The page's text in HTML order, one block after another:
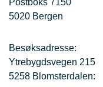
Postboks 7150
5020 Bergen
Besøksadresse:
Ytrebygdsvegen 215
5258 Blomsterdalen: